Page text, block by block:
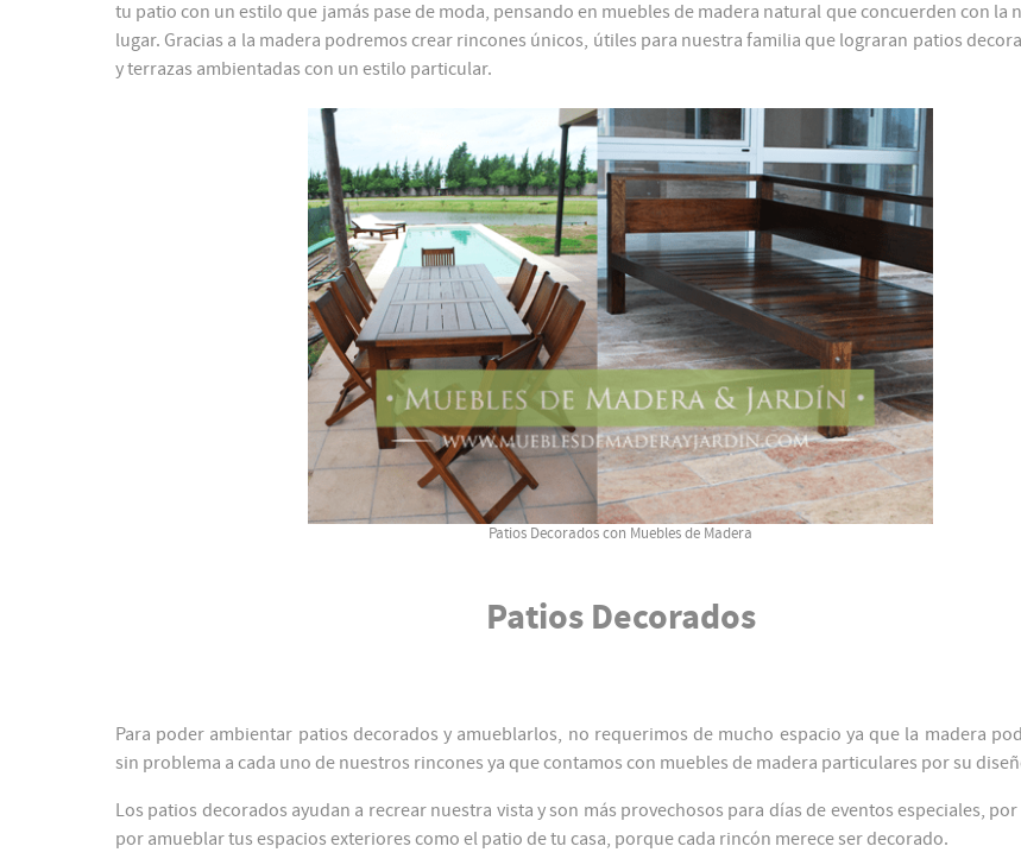
tu patio con un estilo que jamás pase de moda, pensando en muebles de madera natural que concuerden con la
lugar. Gracias a la madera podremos crear rincones únicos, útiles para nuestra familia que lograran patios
y terrazas ambientadas con un estilo particular.
Patios Decorados con Muebles de Madera
Patios Decorados
Para poder ambientar patios decorados y amueblarlos, no requerimos de mucho espacio ya que la madera
sin problema a cada uno de nuestros rincones ya que contamos con muebles de madera particulares por su
Los patios decorados ayudan a recrear nuestra vista y son más provechosos para días de eventos especiales,
por amueblar tus espacios exteriores como el patio de tu casa, porque cada rincón merece ser decorado.